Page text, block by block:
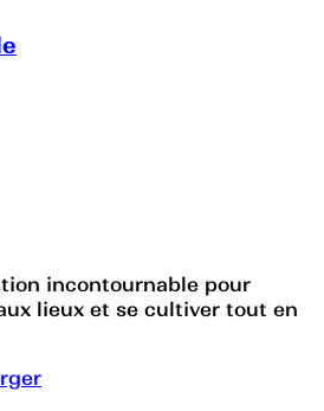
incontournable pour
lieux et se cultiver tout en